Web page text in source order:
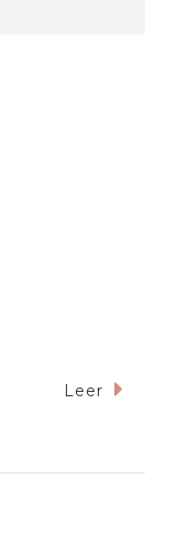
Leer